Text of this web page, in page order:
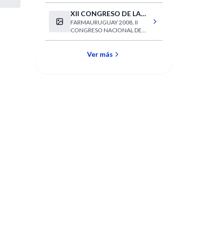
XII CONGRESO DE LA
FEDERACIÓN
FARMACÉUTICA
SUDAMERICANA
(FEFAS)
FARMAURUGUAY 2008, II
CONGRESO NACIONAL DE
FARMACIAVer más